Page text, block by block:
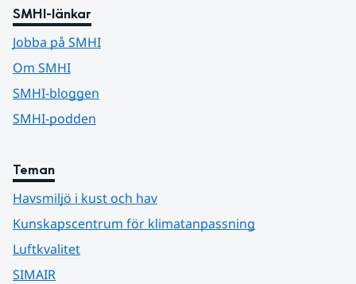
SMHI-länkar
Jobba på SMHI
Om SMHI
SMHI-bloggen
SMHI-podden
Teman
Havsmiljö i kust och hav
Kunskapscentrum för klimatanpassning
Luftkvalitet
SIMAIR